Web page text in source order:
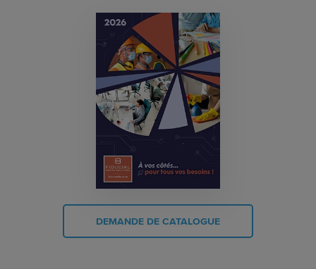
DEMANDE DE CATALOGUE